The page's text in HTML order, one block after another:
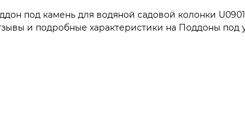
под камень для водяной садовой колонки
и подробные характеристики на Поддоны под